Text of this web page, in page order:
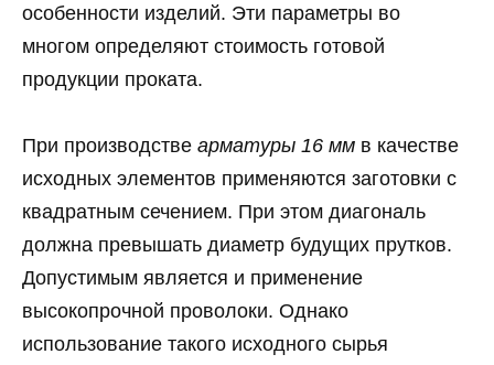
особенности изделий. Эти параметры во
многом определяют стоимость готовой
продукции проката.
При производстве арматуры 16 мм в качестве
исходных элементов применяются заготовки с
квадратным сечением. При этом диагональ
должна превышать диаметр будущих прутков.
Допустимым является и применение
высокопрочной проволоки. Однако
использование такого исходного сырья